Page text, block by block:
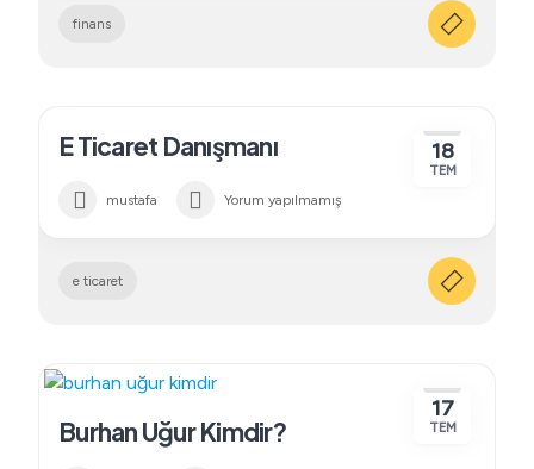
finans
18
TEM
E Ticaret Danışmanı
mustafa Yorum yapılmamış
e ticaret
17
TEM
Burhan Uğur Kimdir?